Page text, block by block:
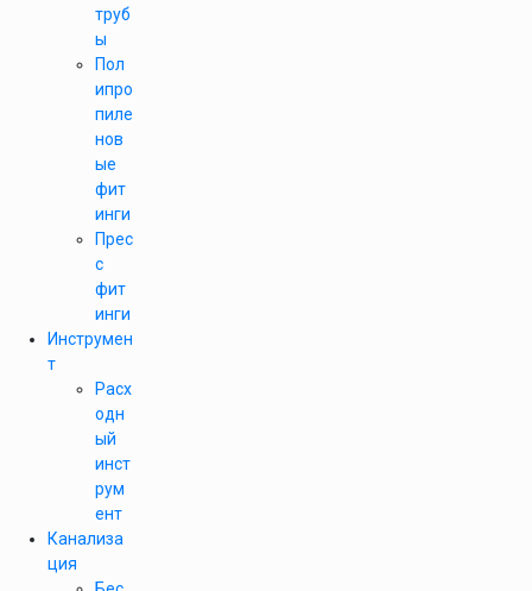
труб
ы
Пол
ипро
пиле
нов
ые
фит
инги
Прес
с
фит
инги
Инструмен
т
Расх
одн
ый
инст
рум
ент
Канализа
ция